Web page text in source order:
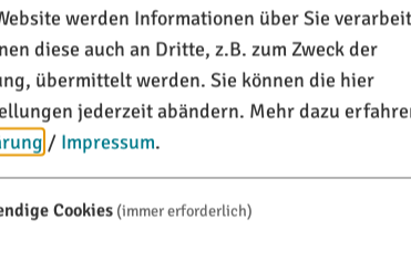
verlässt der Wirtschaftsweg die
weit als deutlicher Schuttwall der
circa 20 Zentimeter sehr deutlich
von Mönchsroth bis an die Donau. Auf ihm
werden Informationen über Sie
diese auch an Dritte, z.B. zum Zweck der
übermittelt werden. Sie können die hier
jederzeit abändern. Mehr dazu
/ Impressum.
Cookies (immer erforderlich)